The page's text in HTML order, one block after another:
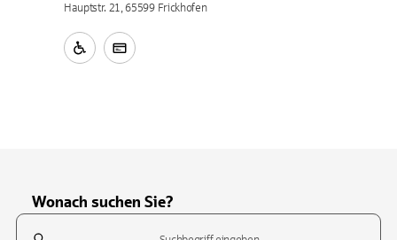
Hauptstr. 21, 65599 Frickhofen
Wonach suchen Sie?
Suchfeld